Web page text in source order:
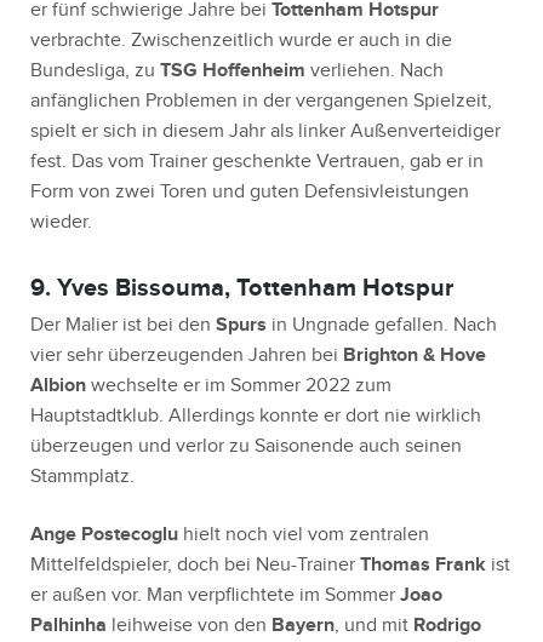
er fünf schwierige Jahre bei Tottenham Hotspur
verbrachte. Zwischenzeitlich wurde er auch in die
Bundesliga, zu TSG Hoffenheim verliehen. Nach
anfänglichen Problemen in der vergangenen Spielzeit,
spielt er sich in diesem Jahr als linker Außenverteidiger
fest. Das vom Trainer geschenkte Vertrauen, gab er in
Form von zwei Toren und guten Defensivleistungen
wieder.
9. Yves Bissouma, Tottenham Hotspur
Der Malier ist bei den Spurs in Ungnade gefallen. Nach
vier sehr überzeugenden Jahren bei Brighton & Hove
Albion wechselte er im Sommer 2022 zum
Hauptstadtklub. Allerdings konnte er dort nie wirklich
überzeugen und verlor zu Saisonende auch seinen
Stammplatz.
Ange Postecoglu hielt noch viel vom zentralen
Mittelfeldspieler, doch bei Neu-Trainer Thomas Frank ist
er außen vor. Man verpflichtete im Sommer Joao
Palhinha leihweise von den Bayern, und mit Rodrigo